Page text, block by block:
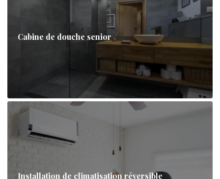
Cabine de douche senior
Installation de climatisation réversible